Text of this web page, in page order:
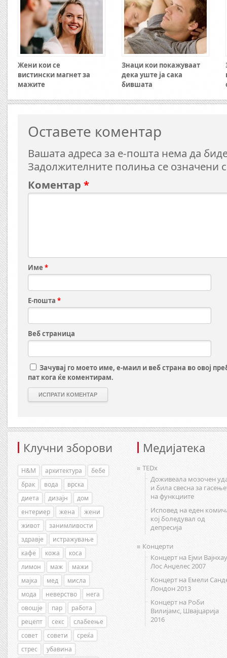
Жени кои се
вистински магнет за
мажите
Знаци кои покажуваат
дека уште ја сака
бившата
Оставете коментар
Вашата адреса за е-пошта нема да
Задолжителните полиња се означени
Коментар *
Име *
Е-пошта *
Веб страница
Зачувај го моето име, е-маил и веб страна во овој
пат кога ќе коментирам.
Клучни зборови
H&M архитектура
бебе
брак
вода
врска
диета
дизајн
дом
ентериер
жена
жени
живот
занимливости
здравје
истражување
кафе
кожа
коса
лимон
маж
мажи
мајка
мед
мисла
мода
неверство
нега
овошје
пар
работа
рецепт
секс
слабеење
совет
совети
среќа
стрес
убавина
Медијатека
TEDx
Доживеала мозочен
и била свесна за
на функциите
Исповед на еден
кој боледувал од
депресија
Концерти
Концерт на Ејми
Лос Анџелес 2007
Концерт на Емели
Лондон 2013
Концерт на Роби
Вилијамс, Швајцарија
2016